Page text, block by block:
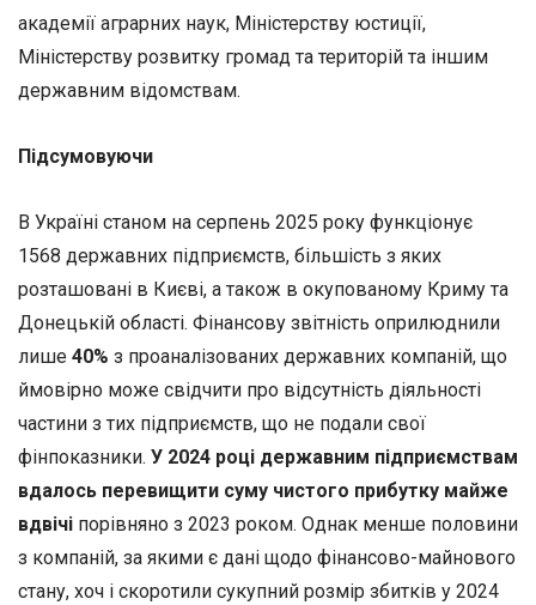
академії аграрних наук, Міністерству юстиції,
Міністерству розвитку громад та територій та іншим
державним відомствам.
Підсумовуючи
В Україні станом на серпень 2025 року функціонує
1568 державних підприємств, більшість з яких
розташовані в Києві, а також в окупованому Криму та
Донецькій області. Фінансову звітність оприлюднили
лише 40% з проаналізованих державних компаній, що
ймовірно може свідчити про відсутність діяльності
частини з тих підприємств, що не подали свої
фінпоказники. У 2024 році державним підприємствам
вдалось перевищити суму чистого прибутку майже
вдвічі порівняно з 2023 роком. Однак менше половини
з компаній, за якими є дані щодо фінансово-майнового
стану, хоч і скоротили сукупний розмір збитків у 2024